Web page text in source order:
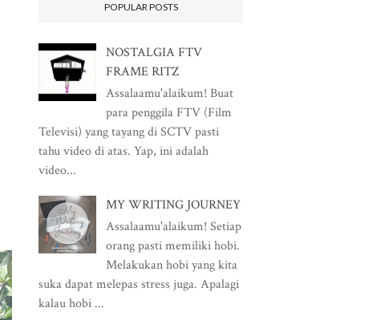
POPULAR POSTS
NOSTALGIA FTV
FRAME RITZ
Assalaamu'alaikum! Buat
para penggila FTV (Film
Televisi) yang tayang di SCTV pasti
tahu video di atas. Yap, ini adalah
video...
MY WRITING JOURNEY
Assalaamu'alaikum! Setiap
orang pasti memiliki hobi.
Melakukan hobi yang kita
suka dapat melepas stress juga. Apalagi
kalau hobi ...